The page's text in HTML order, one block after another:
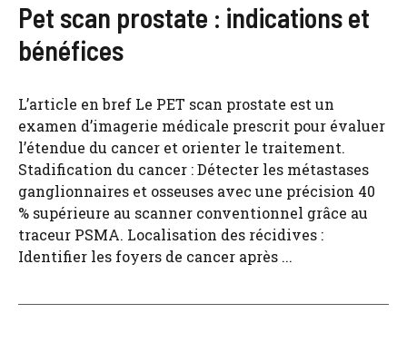
Pet scan prostate : indications et
bénéfices
L’article en bref Le PET scan prostate est un
examen d’imagerie médicale prescrit pour évaluer
l’étendue du cancer et orienter le traitement.
Stadification du cancer : Détecter les métastases
ganglionnaires et osseuses avec une précision 40
% supérieure au scanner conventionnel grâce au
traceur PSMA. Localisation des récidives :
Identifier les foyers de cancer après ...